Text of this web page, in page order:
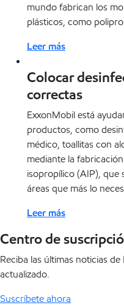
mundo fabrican los
plásticos, como
Leer más
Colocar
correctas
ExxonMobil está
productos, como
médico, toallitas con
mediante la
isopropílico (AIP), que
áreas que más lo
Leer más
Centro de
Reciba las últimas noticias
actualizado.
Suscríbete ahora